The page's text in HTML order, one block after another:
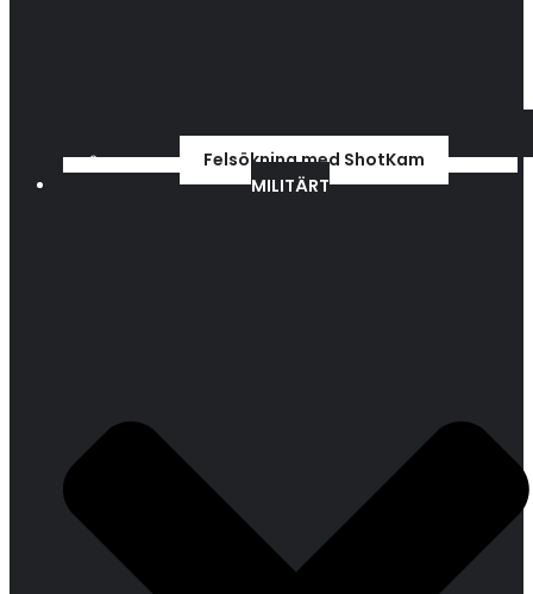
Felsökning med ShotKam
MILITÄRT